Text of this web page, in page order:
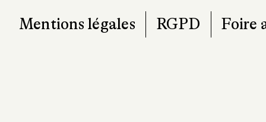
Mentions légales RGPD Foire